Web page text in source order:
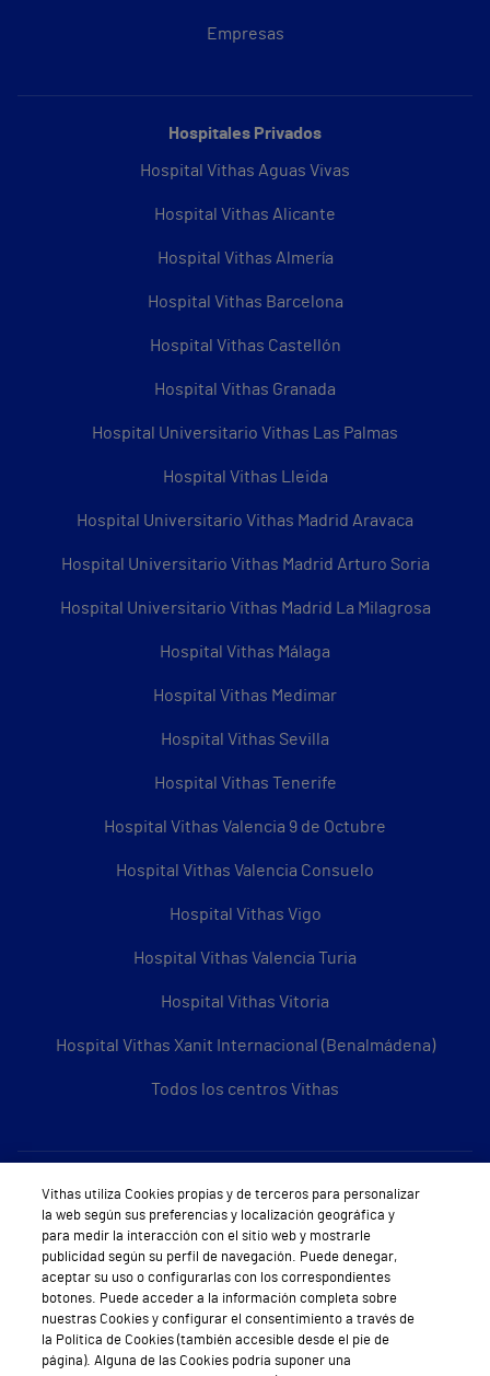
Empresas
Hospitales Privados
Hospital Vithas Aguas Vivas
Hospital Vithas Alicante
Hospital Vithas Almería
Hospital Vithas Barcelona
Hospital Vithas Castellón
Hospital Vithas Granada
Hospital Universitario Vithas Las Palmas
Hospital Vithas Lleida
Hospital Universitario Vithas Madrid Aravaca
Hospital Universitario Vithas Madrid Arturo Soria
Hospital Universitario Vithas Madrid La Milagrosa
Hospital Vithas Málaga
Hospital Vithas Medimar
Hospital Vithas Sevilla
Hospital Vithas Tenerife
Hospital Vithas Valencia 9 de Octubre
Hospital Vithas Valencia Consuelo
Hospital Vithas Vigo
Hospital Vithas Valencia Turia
Hospital Vithas Vitoria
Hospital Vithas Xanit Internacional (Benalmádena)
Todos los centros Vithas
Sobre Vithas
Quiénes somos
Trabajar en Vithas
Teléfono Cita Médica
Teléfono Atención al Cliente
Vithas utiliza Cookies propias y de terceros para personalizar
la web según sus preferencias y localización geográfica y
para medir la interacción con el sitio web y mostrarle
publicidad según su perfil de navegación. Puede denegar,
aceptar su uso o configurarlas con los correspondientes
botones. Puede acceder a la información completa sobre
nuestras Cookies y configurar el consentimiento a través de
la Política de Cookies (también accesible desde el pie de
página). Alguna de las Cookies podría suponer una